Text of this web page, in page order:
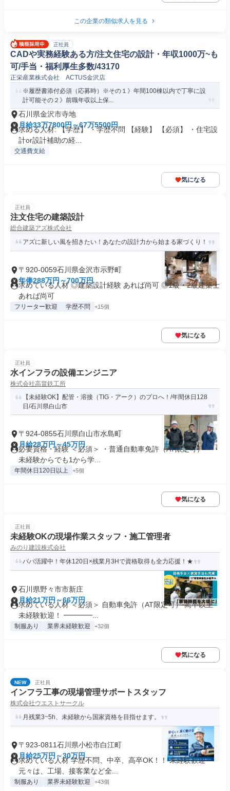
この企業の類似求人を見る
正社員
CADや実務経験ある方/注文住宅の設計・年収1000万~も
可/手当・福利厚生多数/43170
正栄産業株式会社 ACTUS金沢店
※履歴書添付必須（応募時）※その１》年間100棟以内で丁寧に設
計可能その２》前職年収以上保...
石川県金沢市寺地
月給33万7800円～67万5500円
求める人材: 【学歴】 ・学歴不問 【経験】 【必須】 ・住宅設
計or設計補助の経...
交通費支給
気になる
正社員
注文住宅の建築設計
総合建築アズ株式会社
アズに新しい風を招きたい！あなたの設計力から始まる家づくり！
〒920-0059石川県金沢市示野町
年俸288万円～700万円
求めている人材 ◎建築設計経験 あれば尚可 ◎1級・2級建築士
あれば尚可
フリーター歓迎 学歴不問 +15個
気になる
正社員
水インフラの設備エンジニア
株式会社高畠鉄工所
【未経験OK】配管・溶接（TIG・アーク）のプロへ！/年間休日128
日/石川県白山市
〒924-0855石川県白山市水島町
月給28万円～45万円
必要資格・経験 ＜必須＞ ・普通自動車免許（AT限定可） ・
未経験からでも1から学...
年間休日120日以上 +5個
気になる
正社員
未経験OKの現場作業スタッフ・施工管理者
みのり建設株式会社
パパ活躍中！年休120日×残業月3Hで資格取得も全力応援！★
石川県野々市市新庄
月給21万円～66万円
求めている人材 ＜必須＞ 自動車免許（AT限定可） 高卒以上
未経験歓迎！ ━━━━...
制服あり 業界未経験歓迎 +32個
気になる
NEW 正社員
インフラ工事の現場管理サポートスタッフ
株式会社ウエストサークル
月残業3~5h、未経験から国家資格を目指せます。
〒923-0811石川県小松市白江町
月給25万円～30万円
求めている人材 学歴不問、中卒、高卒OK！！ 未経験歓迎
元々は、工場、接客業など全...
制服あり 業界未経験歓迎 +43個